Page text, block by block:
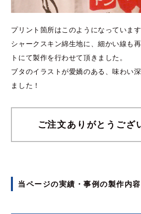
プリント箇所はこのようになっています
シャークスキン綿生地に、細かい線も
トにて製作を行わせて頂きました。
ブタのイラストが愛嬌のある、味わい
ました！
ご注文ありがとうござ
当ページの実績・事例の製作内